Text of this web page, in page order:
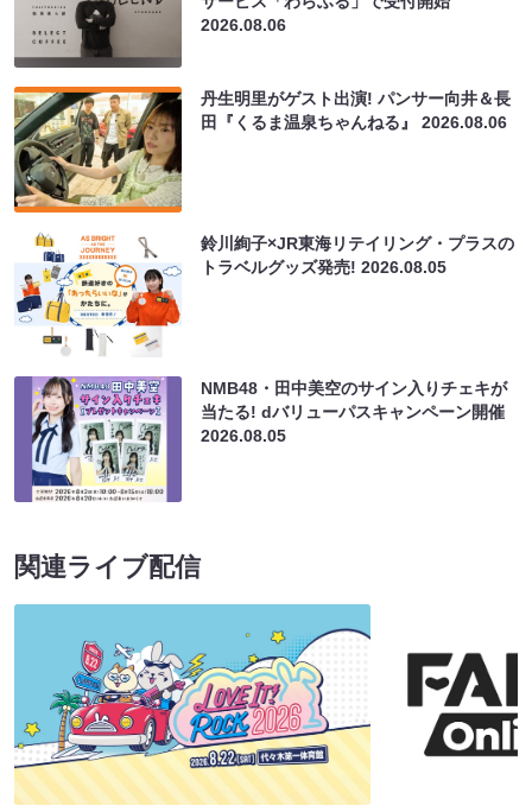
2026.08.06
丹生明里がゲスト出演! パンサー向井＆長
田『くるま温泉ちゃんねる』2026.08.06
鈴川絢子×JR東海リテイリング・プラスの
トラベルグッズ発売!2026.08.05
NMB48・田中美空のサイン入りチェキが
当たる! dバリューパスキャンペーン開催
2026.08.05
関連ライブ配信